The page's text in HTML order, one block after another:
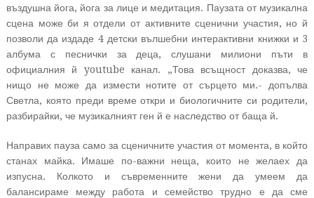
въздушна йога, йога за лице и медитация. Паузата от музикална
сцена може би я отдели от активните сценични участия, но й
позволи да издаде 4 детски вълшебни интерактивни книжки и 3
албума с песнички за деца, слушани милиони пъти в
официалния й youtube канал. „Това всъщност доказва, че
нищо не може да измести нотите от сърцето ми.- допълва
Светла, която преди време откри и биологичните си родители,
разбирайки, че музикалният ген й е наследство от баща й.
Направих пауза само за сценичните участия от момента, в който
станах майка. Имаше по-важни неща, които не желаех да
изпусна. Колкото и съвременните жени да умеем да
балансираме между работа и семейство трудно е да сме